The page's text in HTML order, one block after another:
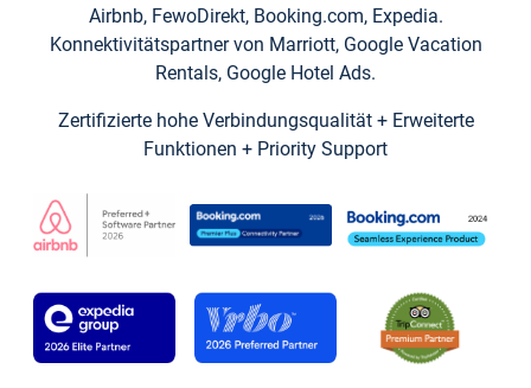
Airbnb, FewoDirekt, Booking.com, Expedia.
Konnektivitätspartner von Marriott, Google Vacation
Rentals, Google Hotel Ads.
Zertifizierte hohe Verbindungsqualität + Erweiterte
Funktionen + Priority Support